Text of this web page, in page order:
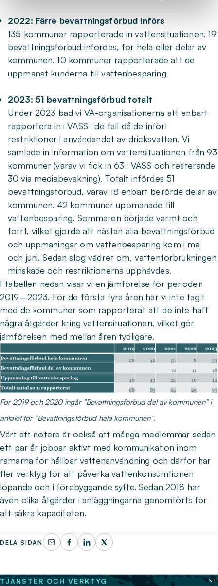
2022: Färre bevattningsförbud införs
135 kommuner rapporterade in vattensituationen. 19
bevattningsförbud infördes, för hela eller delar av
kommunen. 10 kommuner rapporterade att de
uppmanat kunderna till vattenbesparing.
2023: 51 bevattningsförbud totalt
Under 2023 bad vi VA-organisationerna att enbart
rapportera in i VASS i de fall då de infört
restriktioner i användandet av dricksvatten. Vi
samlade in information om vattensituationen från 93
kommuner (varav vi fick in 63 i VASS och resterande
30 via mediabevakning). Totalt infördes 51
bevattningsförbud, varav 18 enbart berörde delar av
kommunen. 42 kommuner uppmanade till
vattenbesparing. Sommaren började varmt och
torrt, vilket gjorde att nästan alla bevattningsförbud
och uppmaningar om vattenbesparing kom i maj
och juni. Sedan slog vädret om, vattenförbrukningen
minskade och restriktionerna upphävdes.
I tabellen nedan visar vi en jämförelse för perioden
2019–2023. För de första fyra åren har vi inte tagit
med de kommuner som rapporterat att de inte haft
några åtgärder kring vattensituationen, vilket gör
jämförelsen med mellan åren tydligare.
För 2019 och 2020 ingår ”Bevattningsförbud del av kommunen” i
antalet för ”Bevattningsförbud hela kommunen”.
Värt att notera är också att många medlemmar sedan
ett par år jobbar aktivt med kommunikation inom
ramarna för hållbar vattenanvändning och därför har
fler verktyg för att påverka vattenkonsumtionen
löpande och i förebyggande syfte. Sedan 2018 har
även olika åtgärder i anläggningarna genomförts för
att säkra kapaciteten.
DELA SIDAN
TJÄNSTER OCH VERKTYG